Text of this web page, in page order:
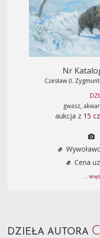
Nr
Czesław (I.
gwasz,
aukcja z 15
Cena
...
DZIEŁA AUTORA